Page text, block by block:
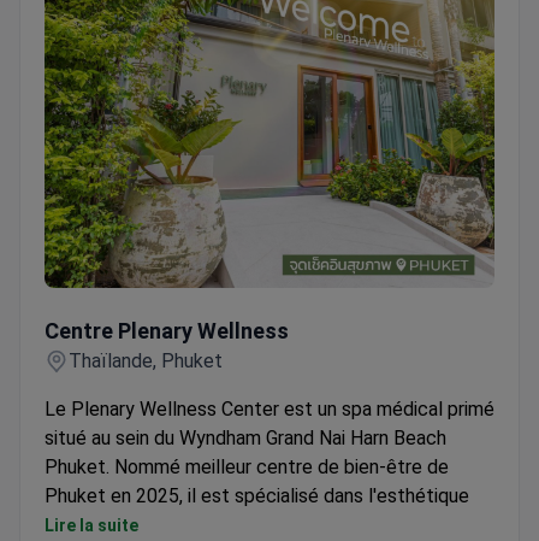
Centre Plenary Wellness
Thaïlande, Phuket
Le Plenary Wellness Center est un spa médical primé
situé au sein du Wyndham Grand Nai Harn Beach
Phuket. Nommé meilleur centre de bien-être de
Phuket en 2025, il est spécialisé dans l'esthétique
médicale, l'anti-âge et les programmes de bien-être
Lire la suite